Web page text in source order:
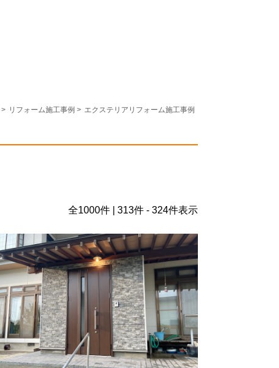
> リフォーム施工事例 > エクステリアリフォーム施工事例
全1000件 | 313件 - 324件表示